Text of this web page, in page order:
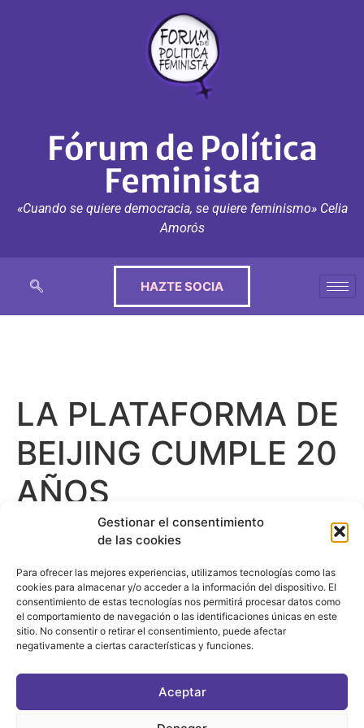
Gestionar el consentimiento
de las cookies
Para ofrecer las mejores experiencias, utilizamos tecnologías como las
cookies para almacenar y/o acceder a la información del dispositivo. El
consentimiento de estas tecnologías nos permitirá procesar datos como
el comportamiento de navegación o las identificaciones únicas en este
sitio. No consentir o retirar el consentimiento, puede afectar
negativamente a ciertas características y funciones.
Aceptar
Fórum de Política
Feminista
«Cuando se quiere democracia, se quiere feminismo» Celia
Amorós
HAZTE SOCIA
LA PLATAFORMA DE
BEIJING CUMPLE 20
AÑOS
ASOCIATE AL FÓRUM
C/ BRAVO MURILLO, 4 DESPACHO 5. 28015 MADRID